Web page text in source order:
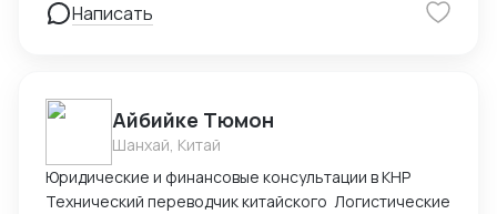
Написать
Айбийке Тюмон
Шанхай, Китай
Юридические и финансовые консультации в КНР
Технический переводчик китайского Логистические